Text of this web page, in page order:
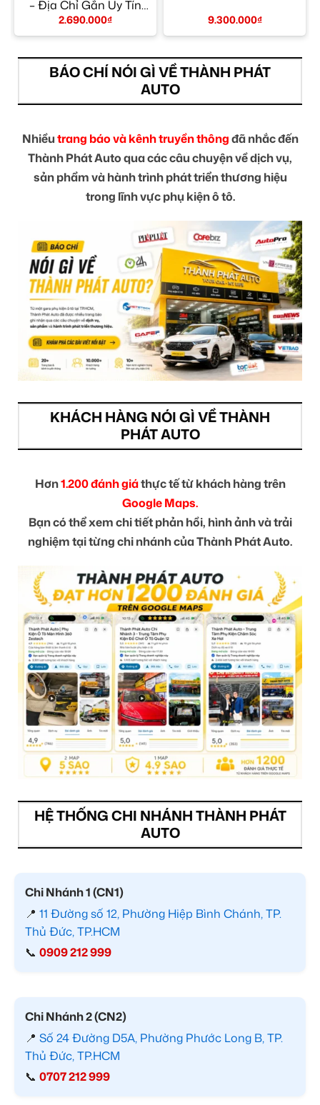
– Địa Chỉ Gắn Uy Tín
TPHCM
2.690.000₫ 9.300.000₫
BÁO CHÍ NÓI GÌ VỀ THÀNH PHÁT
AUTO
Nhiềutrang báo và kênh truyền thôngđã nhắc đến
Thành Phát Auto qua các câu chuyện về dịch vụ,
sản phẩm và hành trình phát triển thương hiệu
trong lĩnh vực phụ kiện ô tô.
KHÁCH HÀNG NÓI GÌ VỀ THÀNH
PHÁT AUTO
Hơn1.200 đánh giáthực tế từ khách hàng trên
Google Maps.
Bạn có thể xem chi tiết phản hồi, hình ảnh và trải
nghiệm tại từng chi nhánh của Thành Phát Auto.
HỆ THỐNG CHI NHÁNH THÀNH PHÁT
AUTO
Chi Nhánh 1 (CN1)
📍 11 Đường số 12, Phường Hiệp Bình Chánh, TP.
Thủ Đức, TP.HCM
📞 0909 212 999
Chi Nhánh 2 (CN2)
📍 Số 24 Đường D5A, Phường Phước Long B, TP.
Thủ Đức, TP.HCM
📞 0707 212 999